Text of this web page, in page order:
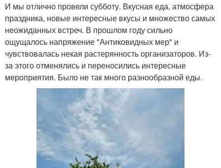
И мы отлично провели субботу. Вкусная еда, атмосфера
праздника, новые интересные вкусы и множество самых
неожиданных встреч. В прошлом году сильно
ощущалось напряжение "Антиковидных мер" и
чувствовалась некая растерянность организаторов. Из-
за этого отменялись и переносились интересные
мероприятия. Было не так много разнообразной еды.